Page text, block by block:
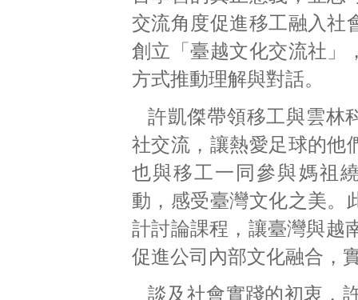
交流角度促進移工融入社
創立「臺越文化交流社」
方式推動理解與對話。
許凱傑帶領移工與雲林
社交流，讓熱愛足球的他
也與移工一同參與媽祖
動，感受臺灣文化之美。
計討論課程，讓臺灣與越
促進公司內部文化融合，
談及社會實踐的初衷，